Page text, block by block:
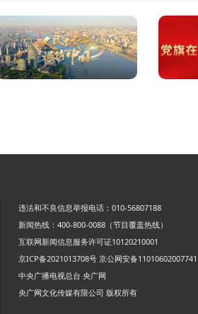
违法和不良信息举报电话：010-56807188
新闻热线：400-800-0088（节目覆盖热线）
互联网新闻信息服务许可证10120210001
京ICP备2021013708号 京公网安备11010602007741
中央广播电视总台 央广网
央广网文化传媒有限公司 版权所有